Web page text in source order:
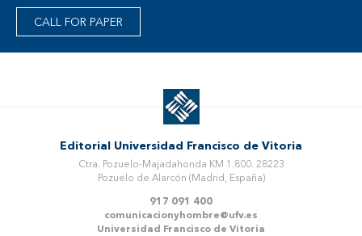
CALL FOR PAPER
Editorial Universidad Francisco de Vitoria
Ctra. Pozuelo-Majadahonda KM 1.800. 28223
Pozuelo de Alarcón (Madrid, España)
917 091 400
comunicacionyhombre@ufv.es
Universidad Francisco de Vitoria